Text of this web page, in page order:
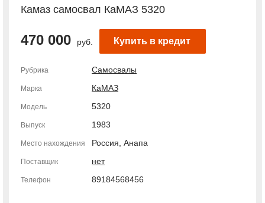
Камаз самосвал КаМАЗ 5320
470 000 руб. Купить в кредит
Рубрика Самосвалы
Марка КаМАЗ
Модель 5320
Выпуск 1983
Место нахождения Россия, Анапа
Поставщик нет
Телефон 89184568456